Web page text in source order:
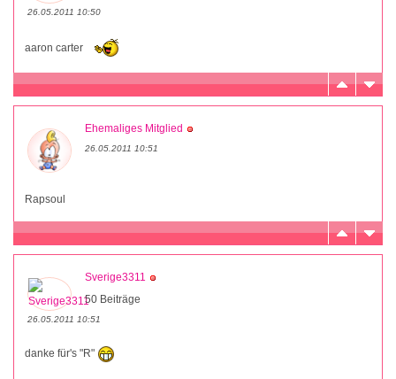
26.05.2011 10:50
aaron carter
Ehemaliges Mitglied
26.05.2011 10:51
Rapsoul
Sverige3311
50 Beiträge
26.05.2011 10:51
danke für's "R"